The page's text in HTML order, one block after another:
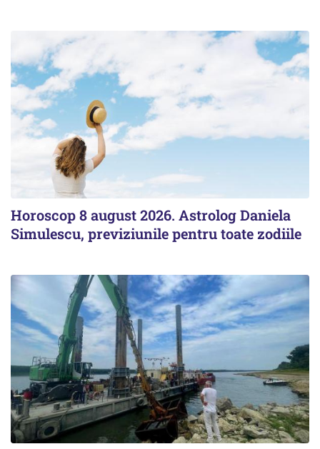
Horoscop 8 august 2026. Astrolog Daniela
Simulescu, previziunile pentru toate zodiile